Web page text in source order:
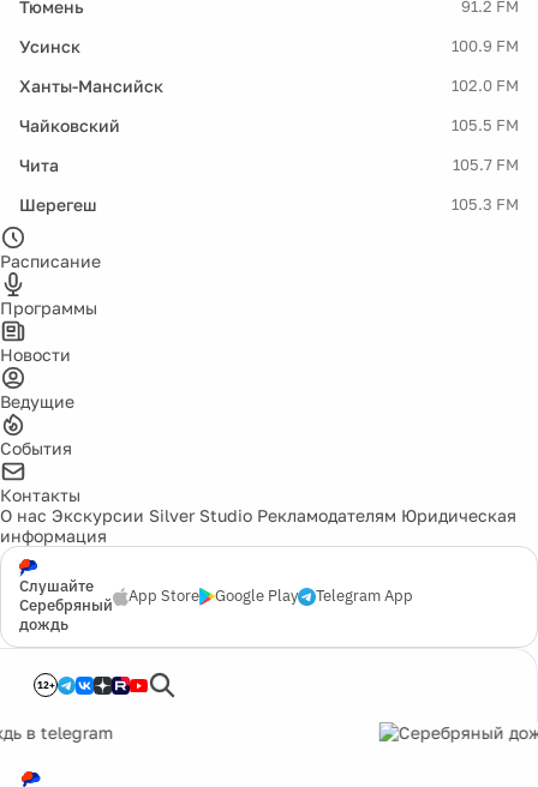
Тюмень 91.2 FM
Усинск 100.9 FM
Ханты-Мансийск 102.0 FM
Чайковский 105.5 FM
Чита 105.7 FM
Шерегеш 105.3 FM
Расписание
Программы
Новости
Ведущие
События
Контакты
О нас Экскурсии Silver Studio Рекламодателям Юридическая
информация
Слушайте
Серебряный
дождь
App Store Google Play Telegram App
12+